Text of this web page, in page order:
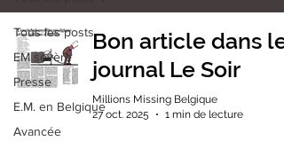
Tous les posts
EM sévère
Presse
E.M. en Belgique
Avancée
Bon article dans le
journal Le Soir
Millions Missing Belgique
27 oct. 2025
1 min de lecture